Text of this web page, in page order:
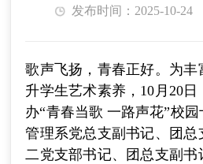
发布时间：2025-10-24
歌声飞扬，青春正好。为
升学生艺术素养，10月20
办“青春当歌 一路声花”校
管理系党总支副书记、团
二党支部书记、团总支副